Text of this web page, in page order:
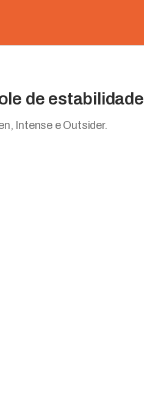
de estabilidade
Intense e Outsider.